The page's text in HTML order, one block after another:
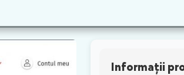
Informații